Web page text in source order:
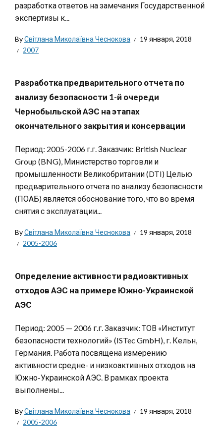
разработка ответов на замечания Государственной
экспертизы к...
ByСвітлана Миколаївна Чеснокова
19 января, 2018
2007
Разработка предварительного отчета по
анализу безопасности 1-й очереди
Чернобыльской АЭС на этапах
окончательного закрытия и консервации
Период: 2005-2006 г.г. Заказчик: British Nuclear
Group (BNG), Министерство торговли и
промышленности Великобритании (DTI) Целью
предварительного отчета по анализу безопасности
(ПОАБ) является обоснование того, что во время
снятия с эксплуатации...
ByСвітлана Миколаївна Чеснокова
19 января, 2018
2005-2006
Определение активности радиоактивных
отходов АЭС на примере Южно-Украинской
АЭС
Период: 2005 — 2006 г.г. Заказчик: ТОВ «Институт
безопасности технологий» (ISTec GmbH), г. Кельн,
Германия. Работа посвящена измерению
активности средне- и низкоактивных отходов на
Южно-Украинской АЭС. В рамках проекта
выполнены...
ByСвітлана Миколаївна Чеснокова
19 января, 2018
2005-2006